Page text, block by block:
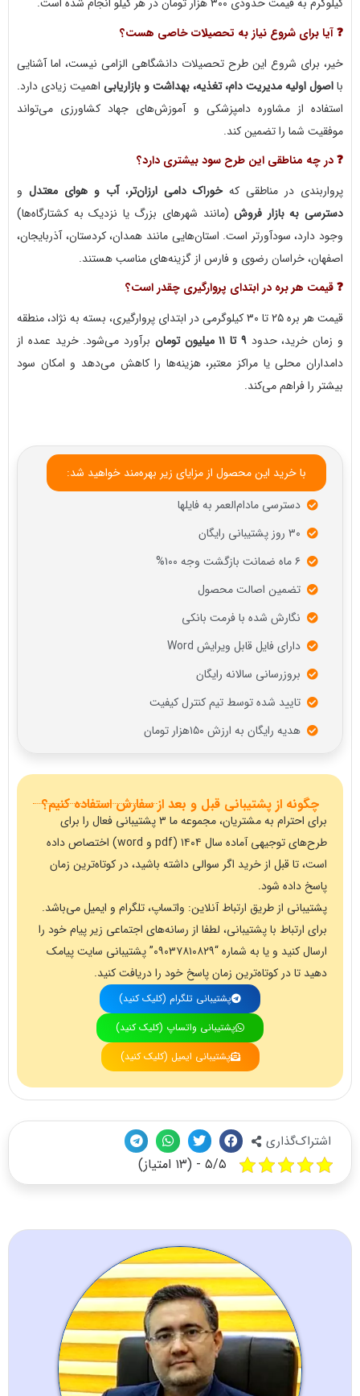
❓ آیا برای شروع نیاز به تحصیلات خاصی هست؟
خیر، برای شروع این طرح تحصیلات دانشگاهی الزامی نیست، اما آشنایی
اصول اولیه مدیریت دام، تغذیه، بهداشت و بازاریابیاهمیت زیادی دارد.
استفاده از مشاوره دامپزشکی و آموزش‌های جهاد کشاورزی می‌تواند
موفقیت شما را تضمین کند.
❓ در چه مناطقی این طرح سود بیشتری دارد؟
پرواربندی در مناطقی کهخوراک دامی ارزان‌تر،آب و هوای معتدلو
دسترسی به بازار فروش(مانند شهرهای بزرگ یا نزدیک به کشتارگاه‌ها)
وجود دارد، سودآورتر است. استان‌هایی مانند همدان، کردستان، آذربایجان،
اصفهان، خراسان رضوی و فارس از گزینه‌های مناسب هستند.
❓ قیمت هر بره در ابتدای پروارگیری چقدر است؟
قیمت هر بره ۲۵ تا ۳۰ کیلوگرمی در ابتدای پروارگیری، بسته به نژاد، منطقه
و زمان خرید، حدود۹ تا ۱۱ میلیون تومان
برآورد می‌شود. خرید عمده از
دامداران محلی یا مراکز معتبر، هزینه‌ها را کاهش می‌دهد و امکان سود
بیشتر را فراهم می‌کند.
با خرید این محصول از مزایای زیر بهره‌مند خواهید شد:
دسترسی مادام‌العمر به فایلها
۳۰ روز پشتیبانی رایگان
۶ ماه ضمانت بازگشت وجه ۱۰۰%
تضمین اصالت محصول
نگارش شده با فرمت بانکی
دارای فایل قابل ویرایش Word
بروزرسانی سالانه رایگان
تایید شده توسط تیم کنترل کیفیت
هدیه رایگان به ارزش ۱۵۰هزار تومان
چگونه از پشتیبانی قبل و بعد از سفارش استفاده کنیم؟
برای احترام به مشتریان، مجموعه ما۳پشتیبانی فعال را برای
طرح‌های توجیهی آماده سال ۱۴۰۴ (pdf و word) اختصاص داده
است، تا قبل از خرید اگر سوالی داشته باشید، در کوتاه‌ترین زمان
پاسخ داده شود.
پشتیبانی از طریق ارتباط آنلاین: واتساپ، تلگرام و ایمیل می‌باشد.
برای ارتباط با پشتیبانی، لطفا از رسانه‌های اجتماعی زیر پیام خود را
ارسال کنید و یا به شماره “۰۹۰۳۷۸۱۰۸۲۹” پشتیبانی سایت پیامک
دهید تا در کوتاه‌ترین زمان پاسخ خود را دریافت کنید.
پشتیبانی تلگرام (کلیک کنید)
پشتیبانی واتساپ (کلیک کنید)
پشتیبانی ایمیل (کلیک کنید)
اشتراک‌گذاری
۵/۵ - (۱۳ امتیاز)